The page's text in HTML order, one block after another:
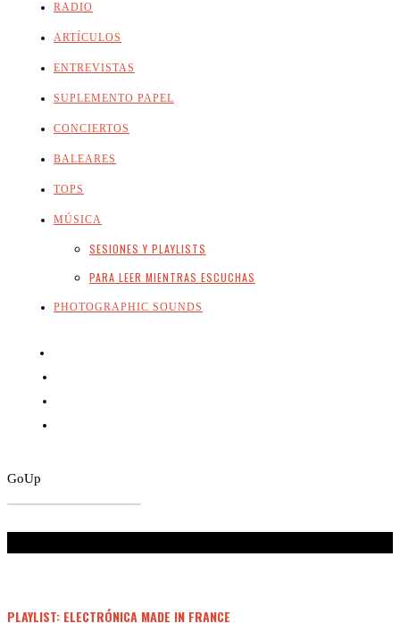
RADIO
ARTÍCULOS
ENTREVISTAS
SUPLEMENTO PAPEL
CONCIERTOS
BALEARES
TOPS
MÚSICA
SESIONES Y PLAYLISTS
PARA LEER MIENTRAS ESCUCHAS
PHOTOGRAPHIC SOUNDS
GoUp
PLAYLIST: ELECTRÓNICA MADE IN FRANCE